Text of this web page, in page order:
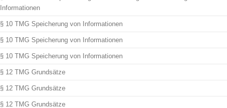
Informationen
§ 10 TMG Speicherung von Informationen
§ 10 TMG Speicherung von Informationen
§ 10 TMG Speicherung von Informationen
§ 12 TMG Grundsätze
§ 12 TMG Grundsätze
§ 12 TMG Grundsätze